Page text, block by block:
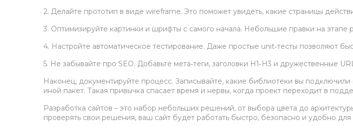
2. Делайте прототип в виде wireframe. Это поможет увидеть, какие страницы
3. Оптимизируйте картинки и шрифты с самого начала. Небольшие правки на этапе
4. Настройте автоматическое тестирование. Даже простые unit‑тесты позволяют
5. Не забывайте про SEO. Добавьте мета‑теги, заголовки H1‑H3 и дружественные
Наконец, документируйте процесс. Записывайте, какие библиотеки вы
иной пакет. Такая привычка спасает время и нервы, когда проект переходит в
Разработка сайтов – это набор небольших решений, от выбора цвета до
проверять свои решения, ваш сайт будет работать быстро, безопасно и удобно для